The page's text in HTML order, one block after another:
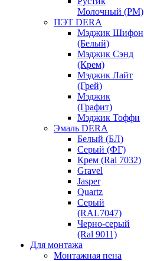
Молочный (РМ)
ПЭТ DERA
Мэджик Шифон
(Белый)
Мэджик Сэнд
(Крем)
Мэджик Лайт
(Грей)
Мэджик
(Графит)
Мэджик Тоффи
Эмаль DERA
Белый (БЛ)
Серый (ФГ)
Крем (Ral 7032)
Gravel
Jasper
Quartz
Серый
(RAL7047)
Черно-серый
(Ral 9011)
Для монтажа
Монтажная пена